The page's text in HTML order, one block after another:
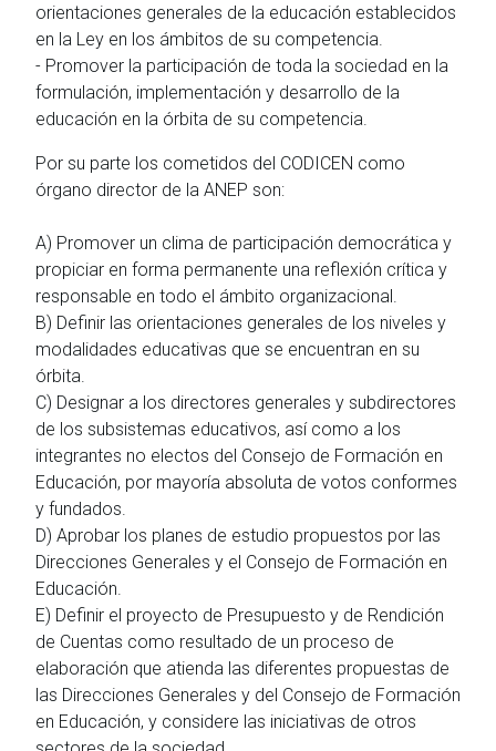
orientaciones generales de la educación establecidos
en la Ley en los ámbitos de su competencia.
- Promover la participación de toda la sociedad en la
formulación, implementación y desarrollo de la
educación en la órbita de su competencia.
Por su parte los cometidos del CODICEN como
órgano director de la ANEP son:
A) Promover un clima de participación democrática y
propiciar en forma permanente una reflexión crítica y
responsable en todo el ámbito organizacional.
B) Definir las orientaciones generales de los niveles y
modalidades educativas que se encuentran en su
órbita.
C) Designar a los directores generales y subdirectores
de los subsistemas educativos, así como a los
integrantes no electos del Consejo de Formación en
Educación, por mayoría absoluta de votos conformes
y fundados.
D) Aprobar los planes de estudio propuestos por las
Direcciones Generales y el Consejo de Formación en
Educación.
E) Definir el proyecto de Presupuesto y de Rendición
de Cuentas como resultado de un proceso de
elaboración que atienda las diferentes propuestas de
las Direcciones Generales y del Consejo de Formación
en Educación, y considere las iniciativas de otros